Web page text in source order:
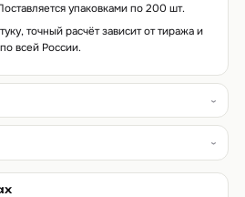
упаковками по 200 шт.
точный расчёт зависит от тиража и
всей России.